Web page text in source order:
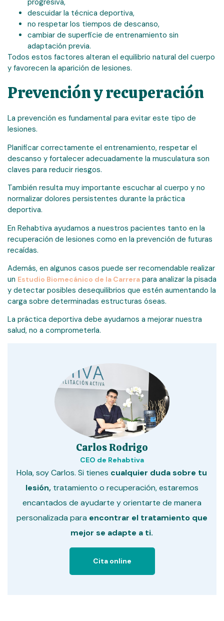
descuidar la técnica deportiva,
no respetar los tiempos de descanso,
cambiar de superficie de entrenamiento sin
adaptación previa.
Todos estos factores alteran el equilibrio natural del cuerpo
y favorecen la aparición de lesiones.
Prevención y recuperación
La prevención es fundamental para evitar este tipo de
lesiones.
Planificar correctamente el entrenamiento, respetar el
descanso y fortalecer adecuadamente la musculatura son
claves para reducir riesgos.
También resulta muy importante escuchar al cuerpo y no
normalizar dolores persistentes durante la práctica
deportiva.
En Rehabtiva ayudamos a nuestros pacientes tanto en la
recuperación de lesiones como en la prevención de futuras
recaídas.
Además, en algunos casos puede ser recomendable realizar
un Estudio Biomecánico de la Carrera para analizar la pisada
y detectar posibles desequilibrios que estén aumentando la
carga sobre determinadas estructuras óseas.
La práctica deportiva debe ayudarnos a mejorar nuestra
salud, no a comprometerla.
Carlos Rodrigo
CEO de Rehabtiva
Hola, soy Carlos. Si tienes cualquier duda sobre tu
lesión, tratamiento o recuperación, estaremos
encantados de ayudarte y orientarte de manera
personalizada para encontrar el tratamiento que
mejor se adapte a ti.
Cita online